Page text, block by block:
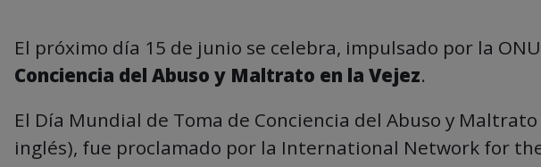
El próximo día 15 de junio se celebra, impulsado por la
Conciencia del Abuso y Maltrato en la Vejez.
El Día Mundial de Toma de Conciencia del Abuso y Maltrato
inglés), fue proclamado por la International Network for